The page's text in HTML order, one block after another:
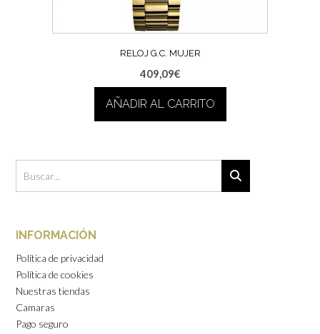
RELOJ G.C. MUJER
409,09€
AÑADIR AL CARRITO
INFORMACIÓN
Política de privacidad
Política de cookies
Nuestras tiendas
Camaras
Pago seguro